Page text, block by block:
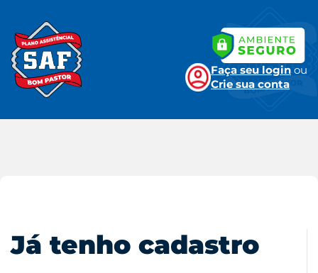
Faça seu login ou
Crie sua conta
Já tenho cadastro